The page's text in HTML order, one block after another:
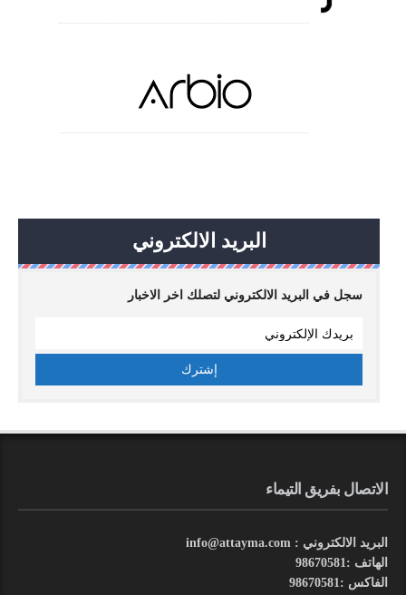
البريد الالكتروني
سجل في البريد الالكتروني لتصلك اخر الاخبار
الاتصال بفريق التيماء
البريد الالكتروني : info@attayma.com
الهاتف :98670581
الفاكس :98670581